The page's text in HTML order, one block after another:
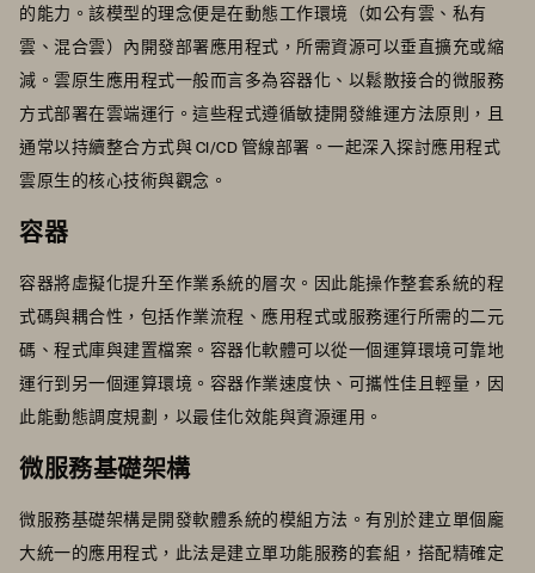
的能力。該模型的理念便是在動態工作環境（如公有雲、私有
雲、混合雲）內開發部署應用程式，所需資源可以垂直擴充或縮
減。雲原生應用程式一般而言多為容器化、以鬆散接合的微服務
方式部署在雲端運行。這些程式遵循敏捷開發維運方法原則，且
通常以持續整合方式與 CI/CD 管線部署。一起深入探討應用程式
雲原生的核心技術與觀念。
容器
容器將虛擬化提升至作業系統的層次。因此能操作整套系統的程
式碼與耦合性，包括作業流程、應用程式或服務運行所需的二元
碼、程式庫與建置檔案。容器化軟體可以從一個運算環境可靠地
運行到另一個運算環境。容器作業速度快、可攜性佳且輕量，因
此能動態調度規劃，以最佳化效能與資源運用。
微服務基礎架構
微服務基礎架構是開發軟體系統的模組方法。有別於建立單個龐
大統一的應用程式，此法是建立單功能服務的套組，搭配精確定